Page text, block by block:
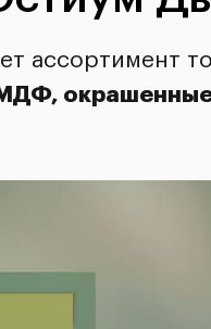
ассортимент
окрашенные